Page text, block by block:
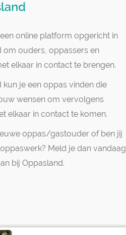
online platform opgericht in
om ouders, oppassers en
elkaar in contact te brengen.
kun je een oppas vinden die
wensen om vervolgens
elkaar in contact te komen.
oppas/gastouder of ben jij
Meld je dan vandaag
bij Oppasland.